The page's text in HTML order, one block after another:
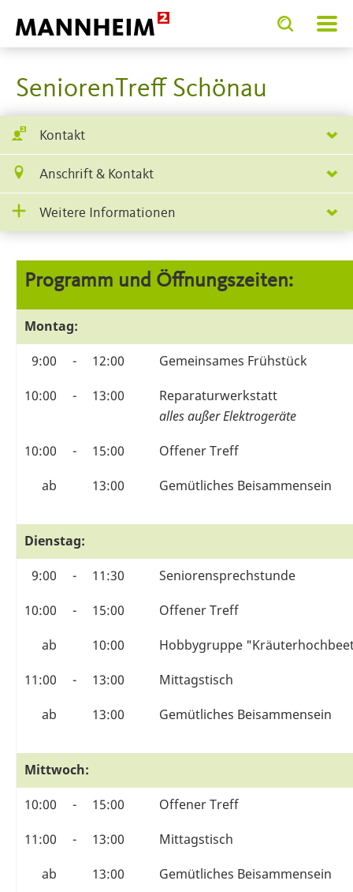
Toggle
search
input
Toggle
search
input
SeniorenTreff Schönau
Kontakt
Anschrift & Kontakt
Weitere Informationen
Programm und Öffnungszeiten:
Montag:
9:00
- 12:00
Gemeinsames Frühstück
10:00
- 13:00
Reparaturwerkstatt
alles außer Elektrogeräte
10:00
- 15:00
Offener Treff
ab
13:00 Gemütliches Beisammensein
Dienstag:
9:00
- 11:30
Seniorensprechstunde
10:00
- 15:00
Offener Treff
ab
10:00
Hobbygruppe
11:00
- 13:00
Mittagstisch
ab
13:00 Gemütliches Beisammensein
Mittwoch:
10:00
- 15:00
Offener Treff
11:00
- 13:00
Mittagstisch
ab
13:00 Gemütliches Beisammensein